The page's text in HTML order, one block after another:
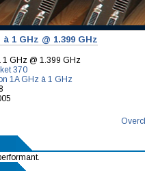
1 GHz @ 1.399 GHz
1 GHz @ 1.399 GHz
370
1A GHz à 1 GHz